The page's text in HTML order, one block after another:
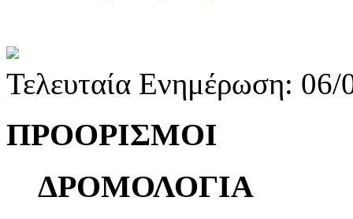
Τελευταία Ενημέρωση:
ΠΡΟΟΡΙΣΜΟΙ
ΔΡΟΜΟΛΟΓΙΑ